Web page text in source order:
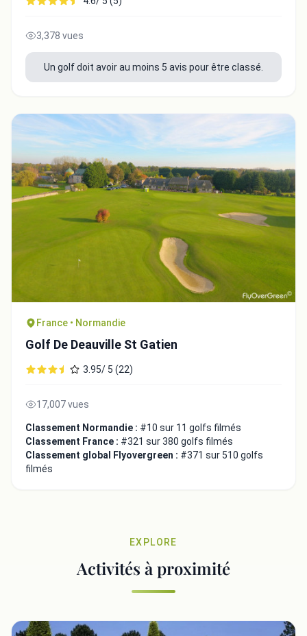
3,378 vues
Un golf doit avoir au moins 5 avis pour être classé.
France • Normandie
Golf De Deauville St Gatien
3.95/ 5 (22)
17,007 vues
Classement Normandie : #10 sur 11 golfs filmés
Classement France : #321 sur 380 golfs filmés
Classement global Flyovergreen : #371 sur 510 golfs
filmés
EXPLORE
Activités à proximité